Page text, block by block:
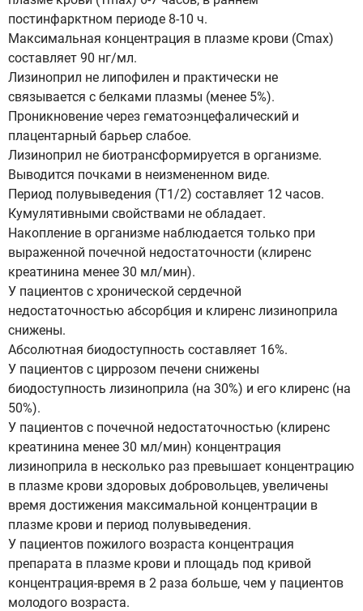
постинфарктном периоде 8-10 ч.
Максимальная концентрация в плазме крови (Cmax)
составляет 90 нг/мл.
Лизиноприл не липофилен и практически не
связывается с белками плазмы (менее 5%).
Проникновение через гематоэнцефалический и
плацентарный барьер слабое.
Лизиноприл не биотрансформируется в организме.
Выводится почками в неизмененном виде.
Период полувыведения (Т1/2) составляет 12 часов.
Кумулятивными свойствами не обладает.
Накопление в организме наблюдается только при
выраженной почечной недостаточности (клиренс
креатинина менее 30 мл/мин).
У пациентов с хронической сердечной
недостаточностью абсорбция и клиренс лизиноприла
снижены.
Абсолютная биодоступность составляет 16%.
У пациентов с циррозом печени снижены
биодоступность лизиноприла (на 30%) и его клиренс (на
50%).
У пациентов с почечной недостаточностью (клиренс
креатинина менее 30 мл/мин) концентрация
лизиноприла в несколько раз превышает концентрацию
в плазме крови здоровых добровольцев, увеличены
время достижения максимальной концентрации в
плазме крови и период полувыведения.
У пациентов пожилого возраста концентрация
препарата в плазме крови и площадь под кривой
концентрация-время в 2 раза больше, чем у пациентов
молодого возраста.